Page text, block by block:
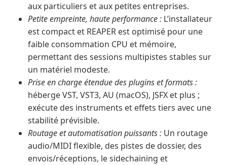
aux particuliers et aux petites entreprises.
Petite empreinte, haute performance : L’installateur
est compact et REAPER est optimisé pour une
faible consommation CPU et mémoire,
permettant des sessions multipistes stables sur
un matériel modeste.
Prise en charge étendue des plugins et formats :
héberge VST, VST3, AU (macOS), JSFX et plus ;
exécute des instruments et effets tiers avec une
stabilité prévisible.
Routage et automatisation puissants : Un routage
audio/MIDI flexible, des pistes de dossier, des
envois/réceptions, le sidechaining et